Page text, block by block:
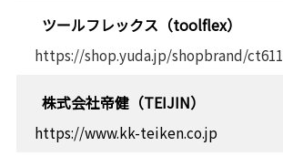
ツールフレックス（toolflex）
https://shop.yuda.jp/shopbrand/ct611
株式会社帝健（TEIJIN）
https://www.kk-teiken.co.jp